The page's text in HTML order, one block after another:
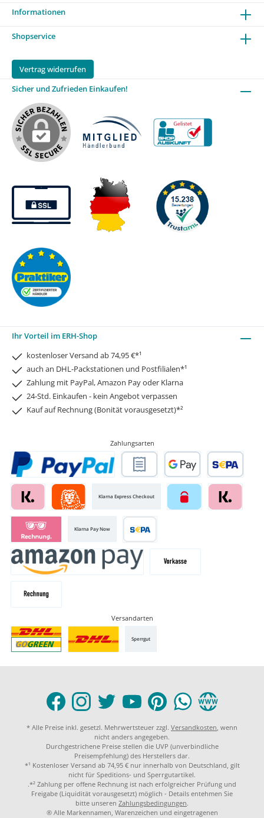
Informationen
Shopservice
Vertrag widerrufen
Sicher und Zufrieden Einkaufen!
Ihr Vorteil im ERH-Shop
kostenloser Versand ab 74,95 €*¹
auch an DHL-Packstationen und Postfilialen*¹
Zahlung mit PayPal, Amazon Pay oder Klarna
24-Std. Einkaufen - kein Angebot verpassen
Kauf auf Rechnung (Bonität vorausgesetzt)*²
Zahlungsarten
Klarna Express Checkout
Klarna Pay Now
Versandarten
Sperrgut
* Alle Preise inkl. gesetzl. Mehrwertsteuer zzgl. Versandkosten, wenn
nicht anders angegeben.
Durchgestrichene Preise stellen die UVP (unverbindliche
Preisempfehlung) des Herstellers dar.
*¹ Kostenloser Versand ab 74,95 € nur innerhalb von Deutschland, gilt
nicht für Speditions- und Sperrgutartikel.
.*² Zahlung per offene Rechnung ist nach erfolgreicher Prüfung und
Freigabe (Liquidität vorausgesetzt) möglich - Details entehmen Sie
bitte unseren Zahlungsbedingungen.
® Alle Markennamen, Warenzeichen und eingetragenen